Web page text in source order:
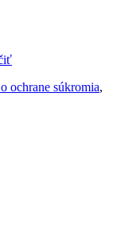
ochrane súkromia,